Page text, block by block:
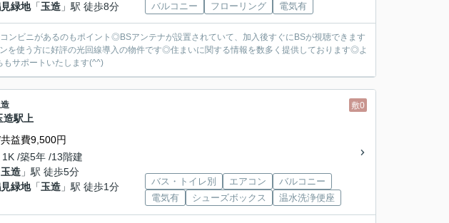
緑地「玉造 」駅 徒歩8分
バルコニー
フローリング 電気有
ンビニがあるのもポイント◎BSアンテナが設置されていて、加入後すぐにBSが視聴できます
使う方に好評の光回線導入の物件です◎住まいに関する情報を数多く提供しております◎よ
サポートいたします(^^)
敷0
造駅上
益費9,500円
/築5年 /13階建
玉造 」駅 徒歩5分
緑地「玉造 」駅 徒歩1分 バス・トイレ別 エアコン
バルコニー
電気有
シューズボックス 温水洗浄便座